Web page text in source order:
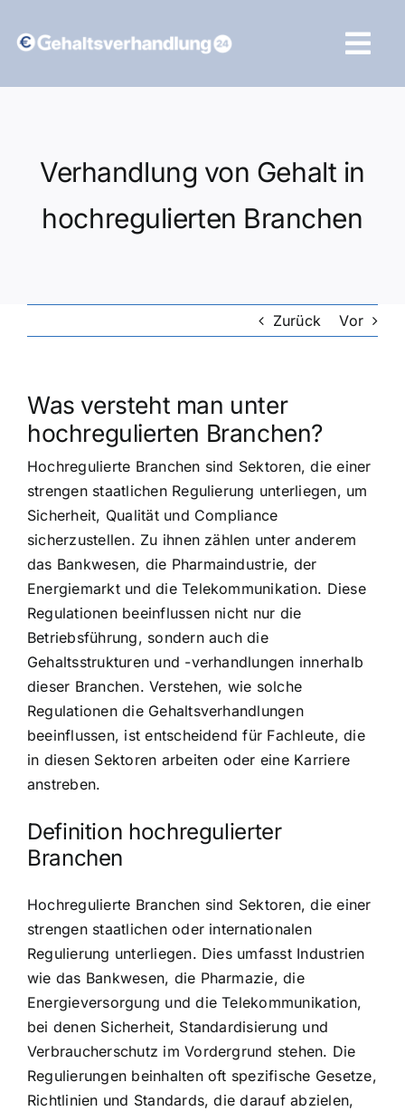
Inhalt
Verhandlung von Gehalt in
hochregulierten Branchen
Zurück Vor
Was versteht man unter
hochregulierten Branchen?
Hochregulierte Branchen sind Sektoren, die einer
strengen staatlichen Regulierung unterliegen, um
Sicherheit, Qualität und Compliance
sicherzustellen. Zu ihnen zählen unter anderem
das Bankwesen, die Pharmaindustrie, der
Energiemarkt und die Telekommunikation. Diese
Regulationen beeinflussen nicht nur die
Betriebsführung, sondern auch die
Gehaltsstrukturen und -verhandlungen innerhalb
dieser Branchen. Verstehen, wie solche
Regulationen die Gehaltsverhandlungen
beeinflussen, ist entscheidend für Fachleute, die
in diesen Sektoren arbeiten oder eine Karriere
anstreben.
Definition hochregulierter
Branchen
Hochregulierte Branchen sind Sektoren, die einer
strengen staatlichen oder internationalen
Regulierung unterliegen. Dies umfasst Industrien
wie das Bankwesen, die Pharmazie, die
Energieversorgung und die Telekommunikation,
bei denen Sicherheit, Standardisierung und
Verbraucherschutz im Vordergrund stehen. Die
Regulierungen beinhalten oft spezifische Gesetze,
Richtlinien und Standards, die darauf abzielen,